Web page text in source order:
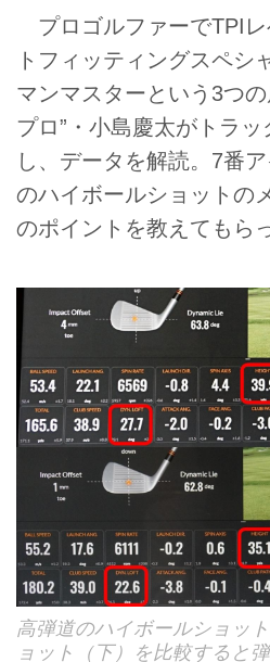
プロゴルファーでTPIレ
トフィッティングスペシ
マンマスターという3つ
プロ”・小島慶太がトラ
し、データを解読。7番
のハイボールショットの
のポイントを教えてもら
高弾道のハイボールショッ
ョット（下）を比較すると